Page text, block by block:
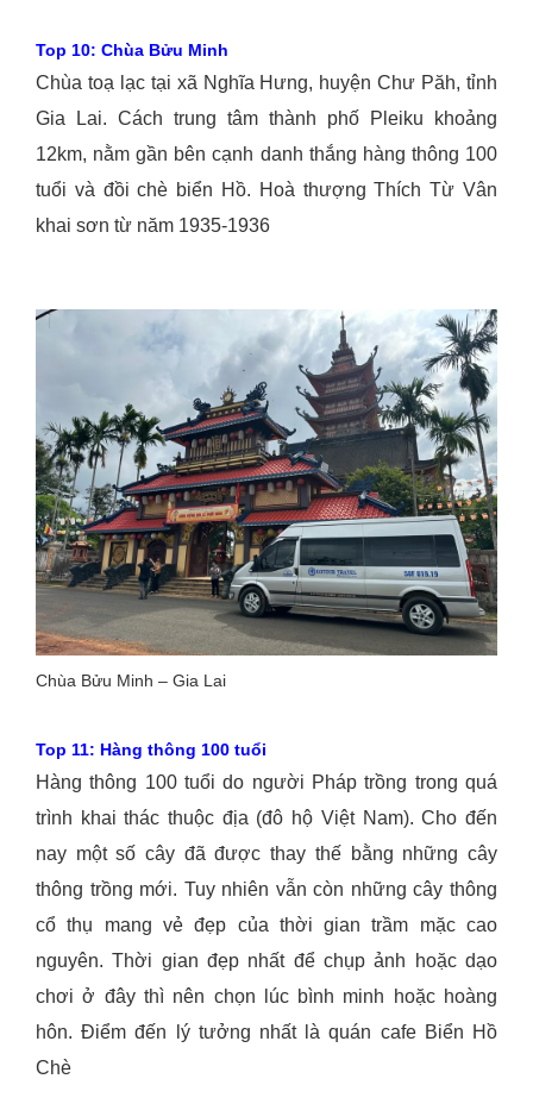
Top 10: Chùa Bửu Minh
Chùa toạ lạc tại xã Nghĩa Hưng, huyện Chư Păh, tỉnh
Gia Lai. Cách trung tâm thành phố Pleiku khoảng
12km, nằm gần bên cạnh danh thắng hàng thông 100
tuổi và đồi chè biển Hồ. Hoà thượng Thích Từ Vân
khai sơn từ năm 1935-1936
Chùa Bửu Minh – Gia Lai
Top 11: Hàng thông 100 tuổi
Hàng thông 100 tuổi do người Pháp trồng trong quá
trình khai thác thuộc địa (đô hộ Việt Nam). Cho đến
nay một số cây đã được thay thế bằng những cây
thông trồng mới. Tuy nhiên vẫn còn những cây thông
cổ thụ mang vẻ đẹp của thời gian trầm mặc cao
nguyên. Thời gian đẹp nhất để chụp ảnh hoặc dạo
chơi ở đây thì nên chọn lúc bình minh hoặc hoàng
hôn. Điểm đến lý tưởng nhất là quán cafe Biển Hồ
Chè